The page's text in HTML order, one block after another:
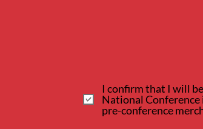
I confirm that I will
National Conference
pre-conference